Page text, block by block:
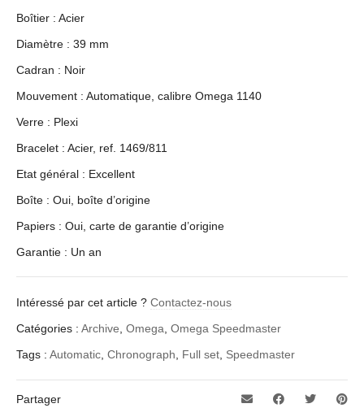
Boîtier : Acier
Diamètre : 39 mm
Cadran : Noir
Mouvement : Automatique, calibre Omega 1140
Verre : Plexi
Bracelet : Acier, ref. 1469/811
Etat général : Excellent
Boîte : Oui, boîte d’origine
Papiers : Oui, carte de garantie d’origine
Garantie : Un an
Intéressé par cet article ? Contactez-nous
Catégories : Archive, Omega, Omega Speedmaster
Tags : Automatic, Chronograph, Full set, Speedmaster
Partager